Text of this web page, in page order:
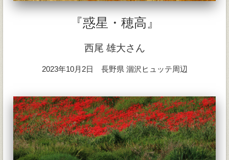
『惑星・穂高』
西尾 雄大さん
2023年10月2日 長野県 涸沢ヒュッテ周辺